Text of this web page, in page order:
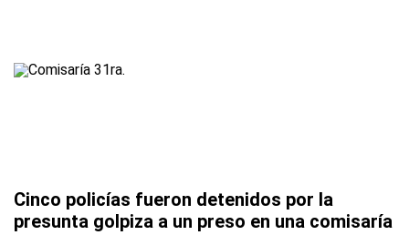
Cinco policías fueron detenidos por la
presunta golpiza a un preso en una comisaría